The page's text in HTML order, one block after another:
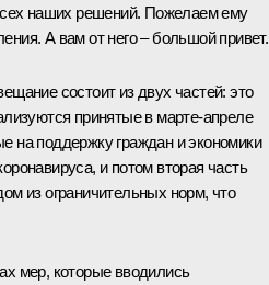
наших решений. Пожелаем ему
А вам от него – большой привет.
состоит из двух частей: это
принятые в марте-апреле
на поддержку граждан и экономики
и потом вторая часть
из ограничительных норм, что
мер, которые вводились